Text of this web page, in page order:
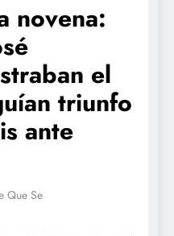
novena:
el
triunfo
ante
Que Se